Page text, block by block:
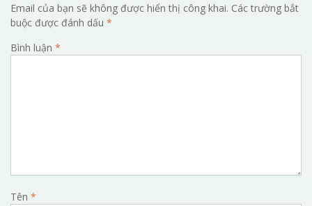
Email của bạn sẽ không được hiển thị công khai. Các trường bắt
buộc được đánh dấu *
Bình luận *
Tên *